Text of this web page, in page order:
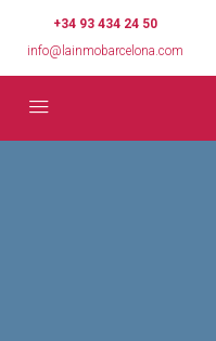
+34 93 434 24 50
info@lainmobarcelona.com